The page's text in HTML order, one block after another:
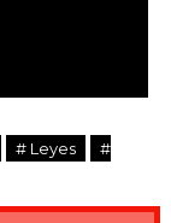
# Leyes
#